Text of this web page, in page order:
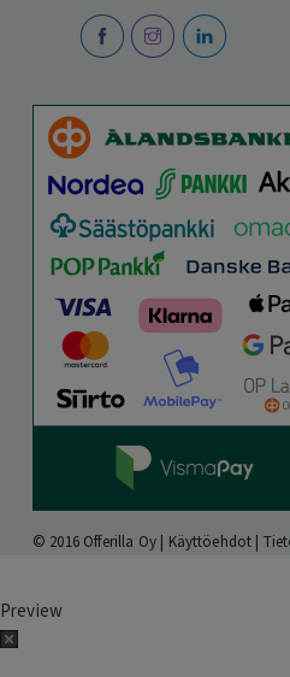
© 2016 Offerilla Oy | Käyttöehdot |
Preview